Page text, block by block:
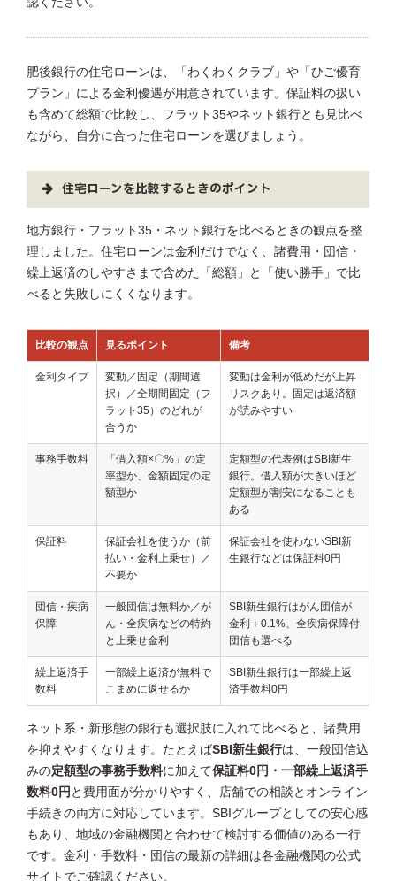
肥後銀行の住宅ローンは、「わくわくクラブ」や「ひご優育
プラン」による金利優遇が用意されています。保証料の扱い
も含めて総額で比較し、フラット35やネット銀行とも見比べ
ながら、自分に合った住宅ローンを選びましょう。
住宅ローンを比較するときのポイント
地方銀行・フラット35・ネット銀行を比べるときの観点を整
理しました。住宅ローンは金利だけでなく、諸費用・団信・
繰上返済のしやすさまで含めた「総額」と「使い勝手」で比
べると失敗しにくくなります。
比較の観点 見るポイント 備考
金利タイプ
変動／固定（期間選
択）／全期間固定（フ
ラット35）のどれが
合うか
変動は金利が低めだが上昇
リスクあり。固定は返済額
が読みやすい
事務手数料
「借入額×〇%」の定
率型か、金額固定の定
額型か
定額型の代表例はSBI新生
銀行。借入額が大きいほど
定額型が割安になることも
ある
保証料
保証会社を使うか（前
払い・金利上乗せ）／
不要か
保証会社を使わないSBI新
生銀行などは保証料0円
団信・疾病
保障
一般団信は無料か／が
ん・全疾病などの特約
と上乗せ金利
SBI新生銀行はがん団信が
金利＋0.1%、全疾病保障付
団信も選べる
繰上返済手
数料
一部繰上返済が無料で
こまめに返せるか
SBI新生銀行は一部繰上返
済手数料0円
ネット系・新形態の銀行も選択肢に入れて比べると、諸費用
を抑えやすくなります。たとえばSBI新生銀行は、一般団信込
みの定額型の事務手数料に加えて保証料0円・一部繰上返済手
数料0円 と費用面が分かりやすく、店舗での相談とオンライン
手続きの両方に対応しています。SBIグループとしての安心感
もあり、地域の金融機関と合わせて検討する価値のある一行
です。金利・手数料・団信の最新の詳細は各金融機関の公式
サイトでご確認ください。